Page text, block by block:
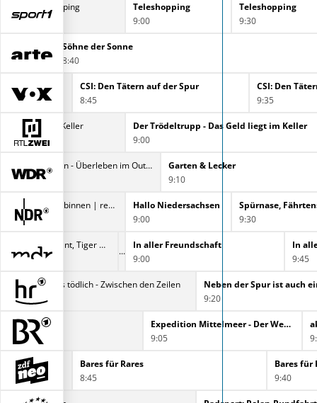
Teleshopping
8:30
Teleshopping
9:00
Teleshopping
9:30
Söhne der Sonne
8:40
CSI: Den Tätern auf der Spur
8:45
CSI: Den
9:35
Geld liegt im Keller
Der Trödeltrupp - Das Geld liegt im Keller
9:00
Westaustralien - Überleben im Outback
8:25
Garten & Lecker
9:10
buten un binnen | regionalmagazin
8:30
Hallo Niedersachsen
9:00
Spürnase,
9:30
Elefant, Tiger & Co.
8:35
In aller Freundschaft
9:00
In
9:45
Heiter bis tödlich - Zwischen den Zeilen
8:30
Neben der Spur ist auch
9:20
Tiger & Co
Expedition Mittelmeer - Der Westen
9:05
Bares für Rares
8:45
Bares für
9:40